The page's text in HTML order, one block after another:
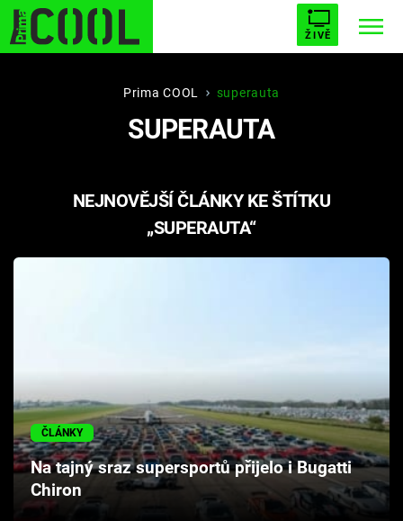
ŽIVĚ
STARHOUSE BUFFY, PŘEMOŽITELKA UPÍRŮ
PLNEJ KOTEL AVENGERS 5
Cool Esport
Pořady
TV Program
Prima COOL superauta
SUPERAUTA
NEJNOVĚJŠÍ ČLÁNKY KE ŠTÍTKU
„SUPERAUTA“
ČLÁNKY
Na tajný sraz supersportů přijelo i Bugatti
Chiron